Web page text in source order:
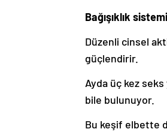
Bağışıklık
Düzenli cinsel
güçlendirir.
Ayda üç kez
bile bulunuyor.
Bu keşif elbette